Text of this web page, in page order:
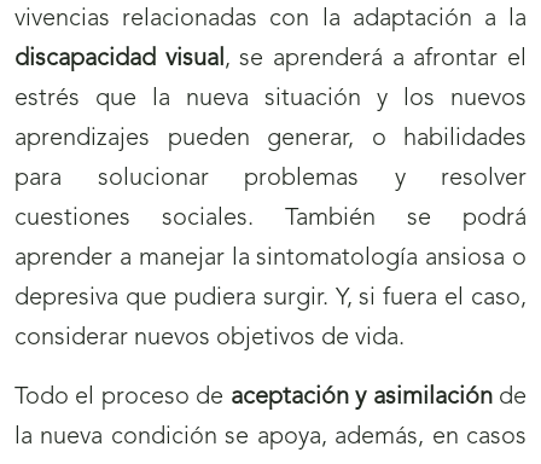
vivencias relacionadas con la adaptación a la
discapacidad visual, se aprenderá a afrontar el
estrés que la nueva situación y los nuevos
aprendizajes pueden generar, o habilidades
para solucionar problemas y resolver
cuestiones sociales. También se podrá
aprender a manejar la sintomatología ansiosa o
depresiva que pudiera surgir. Y, si fuera el caso,
considerar nuevos objetivos de vida.
Todo el proceso de aceptación y asimilaciónde
la nueva condición se apoya, además, en casos